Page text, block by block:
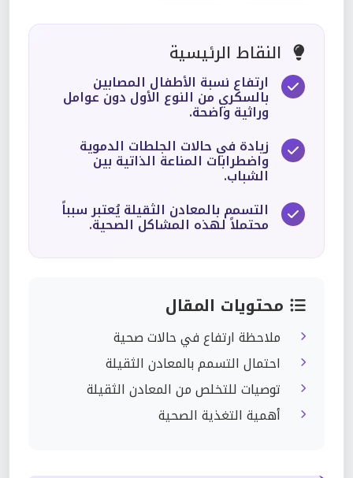
النقاط الرئيسية
ارتفاع نسبة الأطفال المصابين
بالسكري من النوع الأول دون عوامل
وراثية واضحة.
زيادة في حالات الجلطات الدموية
واضطرابات المناعة الذاتية بين
الشباب.
التسمم بالمعادن الثقيلة يُعتبر سبباً
محتملاً لهذه المشاكل الصحية.
محتويات المقال
ملاحظة ارتفاع في حالات صحية
احتمال التسمم بالمعادن الثقيلة
توصيات للتخلص من المعادن الثقيلة
أهمية التغذية الصحية